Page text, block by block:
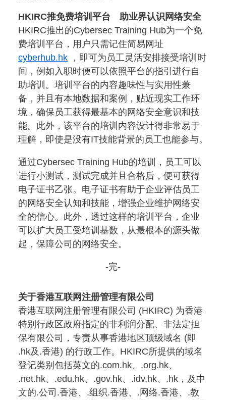
HKIRC推免费培训平台 助业界认识网络安全
HKIRC推出的Cybersec Training Hub为一个免
费培训平台，用户只需记住简易网址
cyberhub.hk ，即可为员工灵活安排接受培训时
间，例如入职时便可以依照平台的指引进行自
助培训。培训平台的内容趣味性与实用性兼
备，并且有本地数据和案例，贴近现实工作环
境，确保员工获得最基本的网络安全意识和技
能。此外，该平台的培训内容设计得非常易于
理解，即使是没有IT技能背景的员工也能参与。
通过Cybersec Training Hub的培训，员工可以
进行小测试，测试完成并且合格后，便可获得
电子证书乙张。电子证书有助于企业评估员工
的网络安全认知和技能，增强企业维护网络安
全的信心。此外，透过这样的培训平台，企业
可以扩大员工受培训基数，从最根本的源头做
起，保障公司的网络安全。
-完-
关于香港互联网注册管理有限公司
香港互联网注册管理有限公司 (HKIRC) 为香港
特别行政区政府指定的非利润分配、非法定担
保有限公司，专责从事香港地区顶级域名 (即
.hk及.香港) 的行政工作。HKIRC所提供的域名
登记类别包括英文的.com.hk、.org.hk、
.net.hk、.edu.hk、.gov.hk、.idv.hk、.hk，及中
文的.公司.香港、.组织.香港、.网络.香港、.教